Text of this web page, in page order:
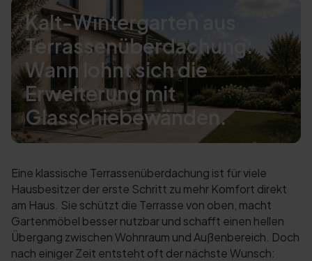
Kalt-Wintergarten aus
Terrassenüberdachung:
Wann lohnt sich die
Erweiterung mit
Glasschiebewänden.
Eine klassische Terrassenüberdachung ist für viele
Hausbesitzer der erste Schritt zu mehr Komfort direkt
am Haus. Sie schützt die Terrasse von oben, macht
Gartenmöbel besser nutzbar und schafft einen hellen
Übergang zwischen Wohnraum und Außenbereich. Doch
nach einiger Zeit entsteht oft der nächste Wunsch: